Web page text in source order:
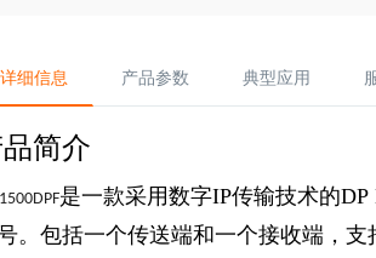
详细信息 产品参数 典型应用
简介
是一款采用数字IP传输技术的
。包括一个传送端和一个接收端，